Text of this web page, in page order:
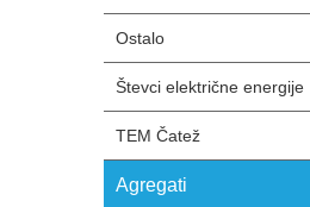
Ostalo
Števci električne energije
TEM Čatež
Agregati